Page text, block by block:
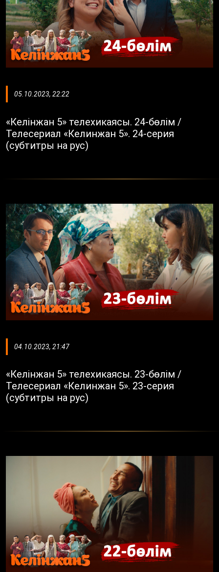
05.10.2023, 22:22
«Келінжан 5» телехикаясы. 24-бөлім /
Телесериал «Келинжан 5». 24-серия
(субтитры на рус)
04.10.2023, 21:47
«Келінжан 5» телехикаясы. 23-бөлім /
Телесериал «Келинжан 5». 23-серия
(субтитры на рус)